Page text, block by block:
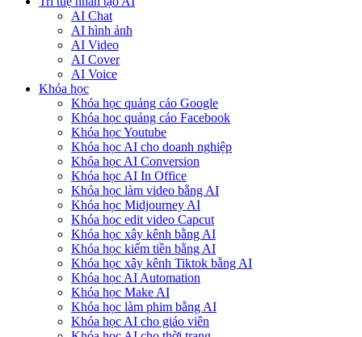
AI Chat
AI hình ảnh
AI Video
AI Cover
AI Voice
Khóa học
Khóa học quảng cáo Google
Khóa học quảng cáo Facebook
Khóa học Youtube
Khóa học AI cho doanh nghiệp
Khóa học AI Conversion
Khóa học AI In Office
Khóa học làm video bằng AI
Khóa học Midjourney AI
Khóa học edit video Capcut
Khóa học xây kênh bằng AI
Khóa học kiếm tiền bằng AI
Khóa học xây kênh Tiktok bằng AI
Khóa học AI Automation
Khóa học Make AI
Khóa học làm phim bằng AI
Khóa học AI cho giáo viên